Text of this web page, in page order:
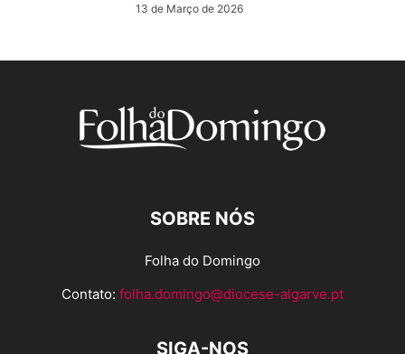
13 de Março de 2026
SOBRE NÓS
Folha do Domingo
Contato: folha.domingo@diocese-algarve.pt
SIGA-NOS